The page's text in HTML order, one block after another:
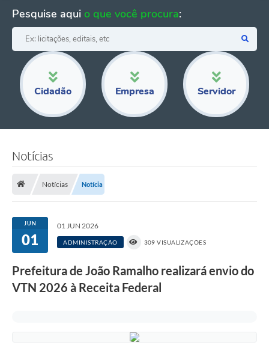
A Cidade
Administração
Telefones Úteis
Educação
Audiências Públicas
Legislação
Diário Oficial
Notícias
Pesquise aqui o que você procura:
Cidadão Empresa Servidor
Notícias
Notícias Notícia
JUN
01
01 JUN 2026
ADMINISTRAÇÃO 309 VISUALIZAÇÕES
Prefeitura de João Ramalho realizará envio do
VTN 2026 à Receita Federal